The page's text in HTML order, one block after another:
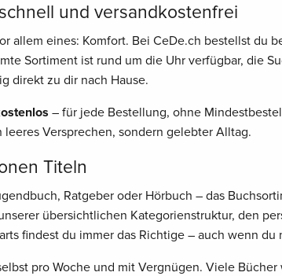
und versandkostenfrei
allem eines: Komfort. Bei CeDe.ch bestellst du
Sortiment ist rund um die Uhr verfügbar, die
direkt zu dir nach Hause.
– für jede Bestellung, ohne
Versprechen, sondern gelebter Alltag.
Titeln
Ratgeber oder Hörbuch – das
übersichtlichen Kategorienstruktur, den
findest du immer das Richtige – auch wenn
pro Woche und mit Vergnügen. Viele